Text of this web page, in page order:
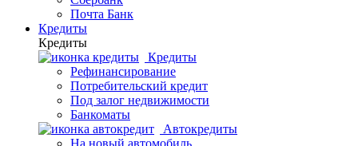
Почта Банк
Кредиты
Кредиты
Кредиты
Рефинансирование
Потребительский кредит
Под залог недвижимости
Банкоматы
Автокредиты
На новый автомобиль